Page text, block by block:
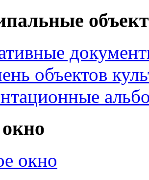
объектов
окно